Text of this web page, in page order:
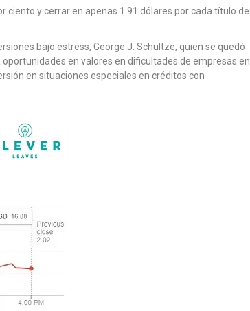
ciento y cerrar en apenas 1.91 dólares por cada título de
bajo estress, George J. Schultze, quien se quedó
en valores en dificultades de empresas en
en situaciones especiales en créditos con